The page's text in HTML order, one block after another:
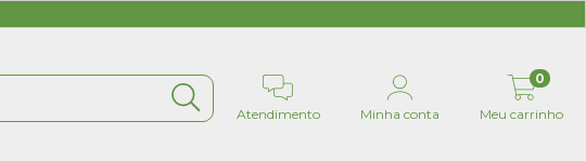
Atendimento Minha conta Meu carrinho
0